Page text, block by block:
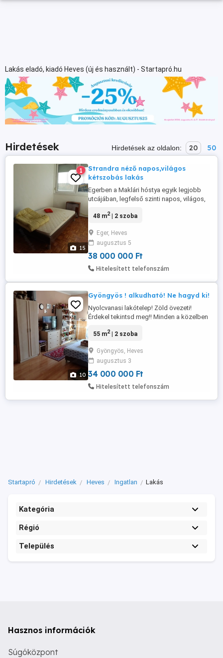
Lakás eladó, kiadó Heves (új és használt) - Startapró.hu
Hirdetések Hirdetések az oldalon: 20 50
15
1
Strandra néző napos,világos
kétszobás lakás
Egerben a Maklári hóstya egyik legjobb
utcájában, legfelső szinti napos, világos,
kilátással, akár azonnali beköltözéssel is
nyíló szobákkal rendelkezik, mindkét
szobában nagy beépített szekrénnyel. A
konyhához kicsi kamra ...
48 m2| 2 szoba
Eger, Heves
augusztus 5
38 000 000 Ft
Hitelesített telefonszám
10
Gyöngyös ! alkudható! Ne hagyd ki!
Nyolcvanasi lakótelep! Zöld övezeti!
Érdekel tekintsd meg!! Minden a közelben
55 m2| 2 szoba
Gyöngyös, Heves
augusztus 3
34 000 000 Ft
Hitelesített telefonszám
Startapró Hirdetések Heves Ingatlan Lakás
Kategória
Régió
Település
Hasznos információk
Súgóközpont